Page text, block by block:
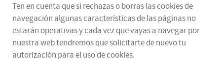
Ten en cuenta que si rechazas o borras las cookies de
navegación algunas características de las páginas no
estarán operativas y cada vez que vayas a navegar por
nuestra web tendremos que solicitarte de nuevo tu
autorización para el uso de cookies.